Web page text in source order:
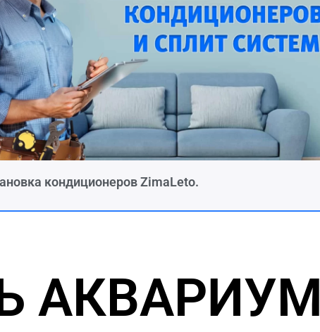
кондиционеров ZimaLeto.
АКВАРИУМ